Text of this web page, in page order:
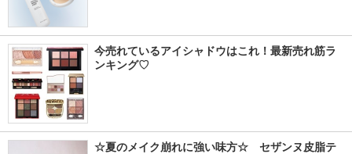
今売れているアイシャドウはこれ！最新売れ筋ラ
ンキング♡
☆夏のメイク崩れに強い味方☆　セザンヌ皮脂テ